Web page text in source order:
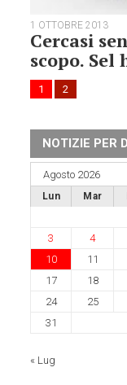
1 OTTOBRE 2013
Cercasi
scopo.
1 2
NOTIZIE PER
Agosto 2026
Lun Mar
3
4
10
11
17
18
24
25
31
« Lug